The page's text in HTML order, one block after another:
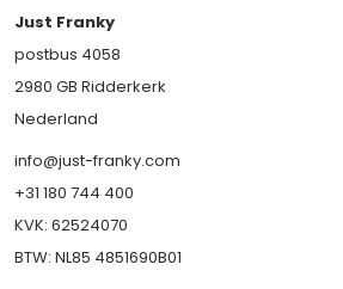
Just Franky
postbus 4058
2980 GB Ridderkerk
Nederland
info@just-franky.com
+31 180 744 400
KVK: 62524070
BTW: NL85 4851690B01